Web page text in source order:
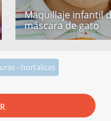
Maquillaje infantil
máscara de gato
- hortalizas